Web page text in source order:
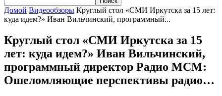
Домой Видеообзоры Круглый стол «СМИ Иркутска за 15 лет:
куда идем?» Иван Вильчинский, программный...
Круглый стол «СМИ Иркутска за 15
лет: куда идем?» Иван Вильчинский,
программный директор Радио МСМ:
Ошеломляющие перспективы радио…